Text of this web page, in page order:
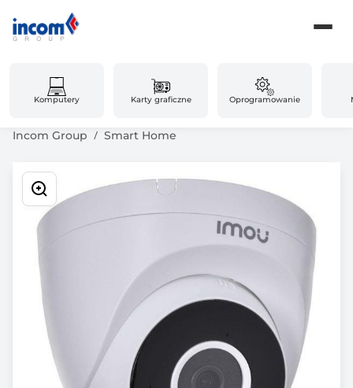
Komputery Karty graficzne Oprogramowanie
Incom Group Smart Home